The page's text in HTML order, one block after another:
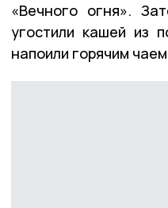
«Вечного огня».
угостили кашей из
напоили горячим